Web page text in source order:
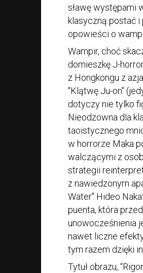
sławę występami
klasyczną postać
opowieści o
Wampir, choć
domieszkę J-
z Hongkongu z
"Klątwę Ju-on"
dotyczy nie tylko
Nieodzowna dla
taoistycznego
w horrorze Maka
walczącymi z
strategii
z nawiedzonym
Water" Hideo
puenta, która
unowocześnienia
nawet liczne
tym razem dzięki
Tytuł obrazu,